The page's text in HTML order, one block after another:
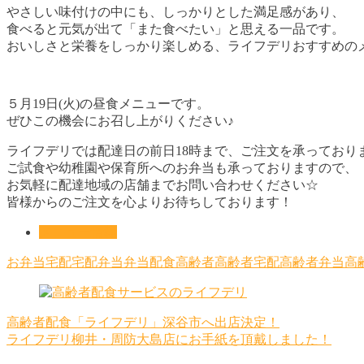
やさしい味付けの中にも、しっかりとした満足感があり、
食べると元気が出て「また食べたい」と思える一品です。
おいしさと栄養をしっかり楽しめる、ライフデリおすすめの
５月19日(火)の昼食メニューです。
ぜひこの機会にお召し上がりください♪
ライフデリでは配達日の前日18時まで、ご注文を承っており
ご試食や幼稚園や保育所へのお弁当も承っておりますので、
お気軽に配達地域の店舗までお問い合わせください☆
皆様からのご注文を心よりお待ちしております！
お弁当宅配宅配弁当弁当配食高齢者高齢者宅配高齢者弁当高
高齢者配食「ライフデリ」深谷市へ出店決定！
ライフデリ柳井・周防大島店にお手紙を頂戴しました！